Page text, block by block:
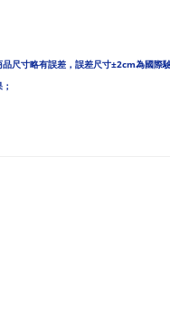
尺寸略有誤差，誤差尺寸±2cm為國際